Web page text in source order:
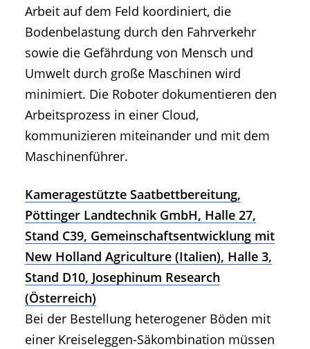
Arbeit auf dem Feld koordiniert, die
Bodenbelastung durch den Fahrverkehr
sowie die Gefährdung von Mensch und
Umwelt durch große Maschinen wird
minimiert. Die Roboter dokumentieren den
Arbeitsprozess in einer Cloud,
kommunizieren miteinander und mit dem
Maschinenführer.
Kameragestützte Saatbettbereitung,
Pöttinger Landtechnik GmbH, Halle 27,
Stand C39, Gemeinschaftsentwicklung mit
New Holland Agriculture (Italien), Halle 3,
Stand D10, Josephinum Research
(Österreich)
Bei der Bestellung heterogener Böden mit
einer Kreiseleggen-Säkombination müssen